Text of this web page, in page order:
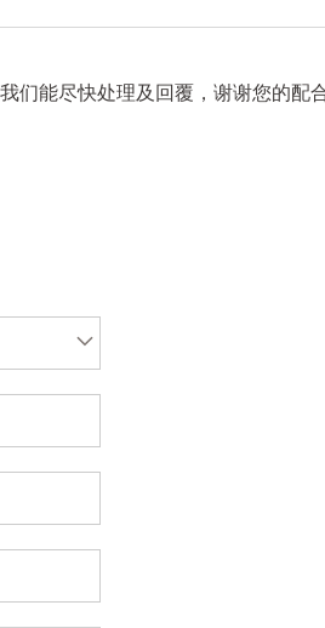
们能尽快处理及回覆，谢谢您的配